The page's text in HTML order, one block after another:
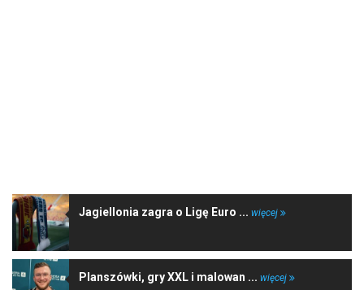
Jagiellonia zagra o Ligę Euro ... więcej
Planszówki, gry XXL i malowan ... więcej